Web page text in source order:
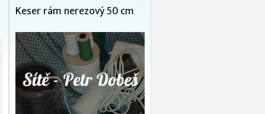
Keser rám nerezový 50 cm